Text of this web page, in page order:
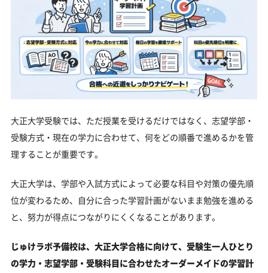
大正大学受験では、ただ授業を受けるだけではなく、志望学部・
受験方式・現在の学力に合わせて、何をどの順番で進めるかを管
理することが重要です。
大正大学は、学部や入試方式によって必要な科目や対策の優先順
位が変わるため、自分に合った学習計画がないまま勉強を進める
と、努力が得点につながりにくくなることがあります。
じゅけラボ予備校は、大正大学合格に向けて、受験生一人ひとり
の学力・志望学部・受験科目に合わせたオーダーメイドの学習計